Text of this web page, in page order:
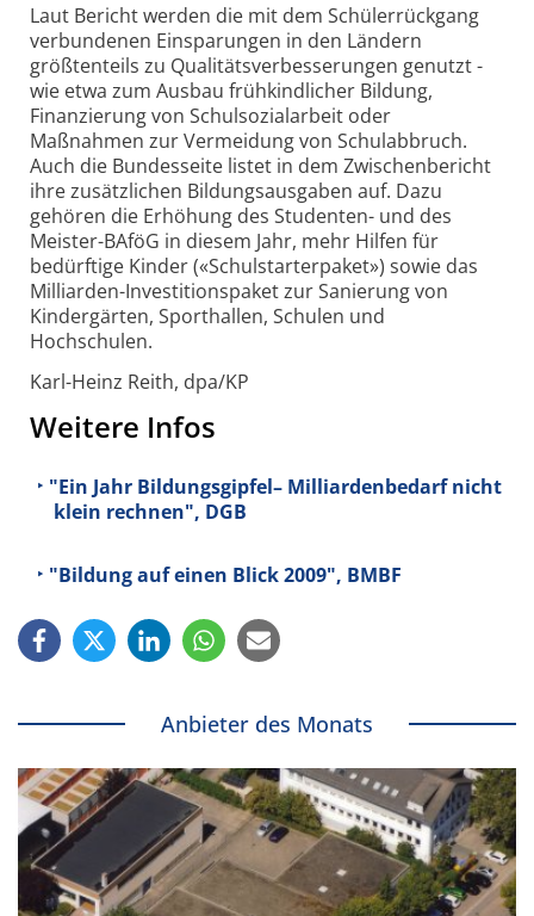
Laut Bericht werden die mit dem Schülerrückgang
verbundenen Einsparungen in den Ländern
größtenteils zu Qualitätsverbesserungen genutzt -
wie etwa zum Ausbau frühkindlicher Bildung,
Finanzierung von Schulsozialarbeit oder
Maßnahmen zur Vermeidung von Schulabbruch.
Auch die Bundesseite listet in dem Zwischenbericht
ihre zusätzlichen Bildungsausgaben auf. Dazu
gehören die Erhöhung des Studenten- und des
Meister-BAföG in diesem Jahr, mehr Hilfen für
bedürftige Kinder («Schulstarterpaket») sowie das
Milliarden-Investitionspaket zur Sanierung von
Kindergärten, Sporthallen, Schulen und
Hochschulen.
Karl-Heinz Reith, dpa/KP
Weitere Infos
"Ein Jahr Bildungsgipfel– Milliardenbedarf nicht
klein rechnen", DGB
"Bildung auf einen Blick 2009", BMBF
Anbieter des Monats